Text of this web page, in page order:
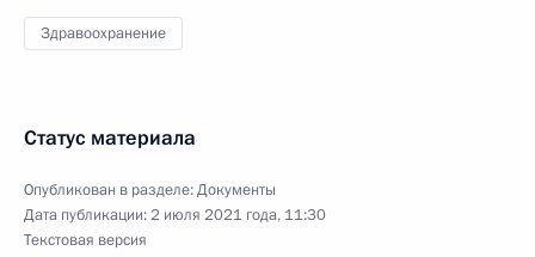
Здравоохранение
Статус материала
Опубликован в разделе:Документы
Дата публикации:2 июля 2021 года, 11:30
Текстовая версия